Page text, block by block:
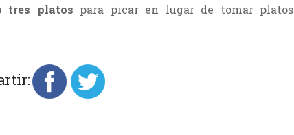
tres platos para picar en lugar de tomar platos